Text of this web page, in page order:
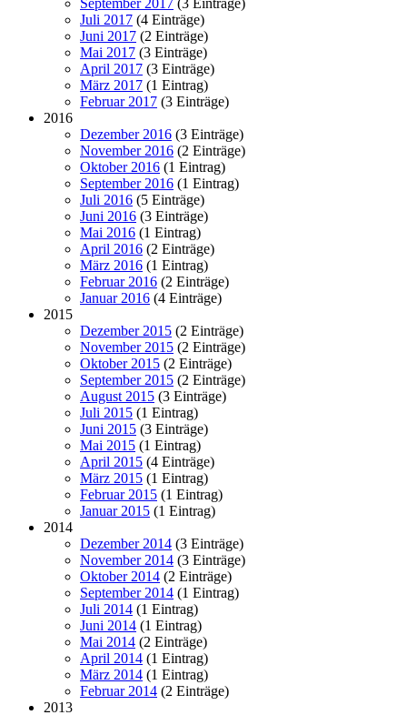
September 2017 (3 Einträge)
Juli 2017 (4 Einträge)
Juni 2017 (2 Einträge)
Mai 2017 (3 Einträge)
April 2017 (3 Einträge)
März 2017 (1 Eintrag)
Februar 2017 (3 Einträge)
2016
Dezember 2016 (3 Einträge)
November 2016 (2 Einträge)
Oktober 2016 (1 Eintrag)
September 2016 (1 Eintrag)
Juli 2016 (5 Einträge)
Juni 2016 (3 Einträge)
Mai 2016 (1 Eintrag)
April 2016 (2 Einträge)
März 2016 (1 Eintrag)
Februar 2016 (2 Einträge)
Januar 2016 (4 Einträge)
2015
Dezember 2015 (2 Einträge)
November 2015 (2 Einträge)
Oktober 2015 (2 Einträge)
September 2015 (2 Einträge)
August 2015 (3 Einträge)
Juli 2015 (1 Eintrag)
Juni 2015 (3 Einträge)
Mai 2015 (1 Eintrag)
April 2015 (4 Einträge)
März 2015 (1 Eintrag)
Februar 2015 (1 Eintrag)
Januar 2015 (1 Eintrag)
2014
Dezember 2014 (3 Einträge)
November 2014 (3 Einträge)
Oktober 2014 (2 Einträge)
September 2014 (1 Eintrag)
Juli 2014 (1 Eintrag)
Juni 2014 (1 Eintrag)
Mai 2014 (2 Einträge)
April 2014 (1 Eintrag)
März 2014 (1 Eintrag)
Februar 2014 (2 Einträge)
2013